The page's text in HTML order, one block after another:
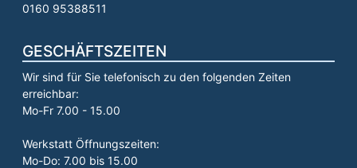
0160 95388511
GESCHÄFTSZEITEN
Wir sind für Sie telefonisch zu den folgenden Zeiten
erreichbar:
Mo-Fr 7.00 - 15.00
Werkstatt Öffnungszeiten:
Mo-Do: 7.00 bis 15.00